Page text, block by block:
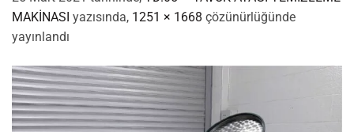
MAKİNASI yazısında, 1251 × 1668 çözünürlüğünde
yayınlandı